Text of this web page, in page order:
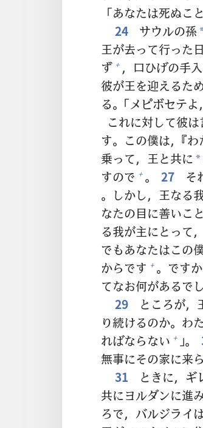
「あなたは死ぬこ
24
サウルの孫
王が去って行った日
ず + ， 口ひげの手入
彼が王を迎えるた
る。「メピボセテ
これに対して彼は
す。この僕は，『
乗って， 王と共に *
すので + 。 27 そ
。しかし， 王なる
なたの目に善いこ
る我が主にとって
でもあなたはこの
からです + 。ですか
てなお何があるでし
29
ところが，
り続けるのか。わ
ればならない + 」。
無事にその家に来
31
ときに，ギ
共にヨルダンに進
ろで，バルジライ